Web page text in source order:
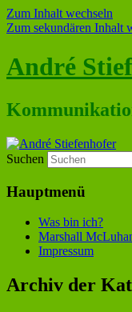
Zum Inhalt wechseln
Zum sekundären Inhalt
André
Suchen
Hauptmenü
Was bin ich?
Marshall
Impressum
Archiv der